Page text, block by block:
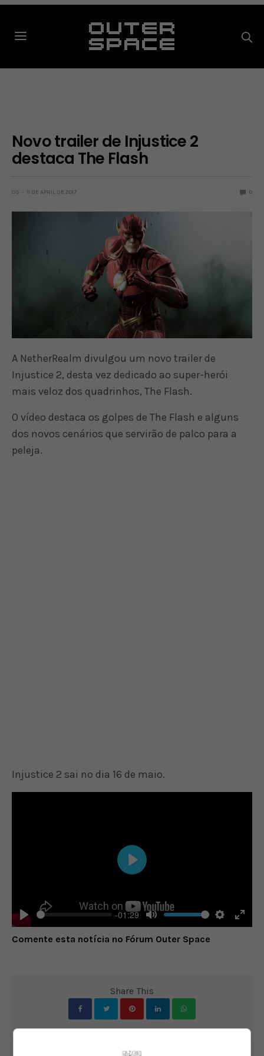
Novo trailer de Injustice 2
destaca The Flash
OS 11 DE APRIL DE 2017 0
A NetherRealm divulgou um novo trailer de
Injustice 2, desta vez dedicado ao super-herói
mais veloz dos quadrinhos, The Flash.
O vídeo destaca os golpes de The Flash e alguns
dos novos cenários que servirão de palco para a
peleja.
Injustice 2 sai no dia 16 de maio.
Play
-01:29
Mute Settings
Enter
Play
Comente esta notícia no Fórum Outer Space
Share This
PREVIOUS ARTICLE